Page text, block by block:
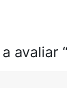
avaliar